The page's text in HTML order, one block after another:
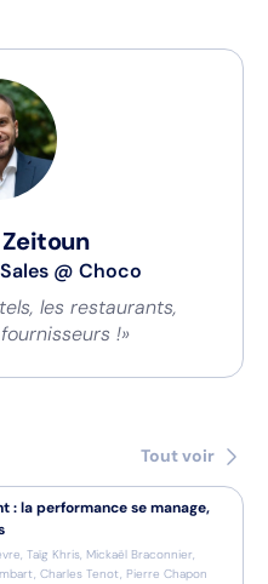
@ Choco
les restaurants,
!»
Tout voir
: la performance se manage,
Taïg Khris, Mickaël Braconnier,
Charles Tenot, Pierre Chapon